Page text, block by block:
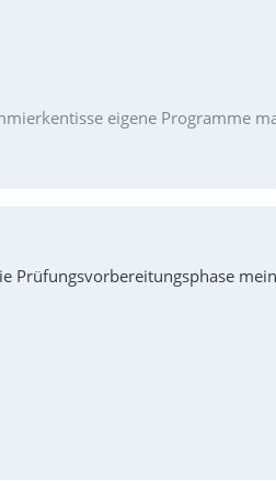
eigene Programme
Prüfungsvorbereitungsphase